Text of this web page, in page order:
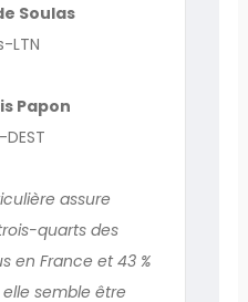
Soulas
LTN
Papon
assure
quarts des
en France et 43 %
semble être